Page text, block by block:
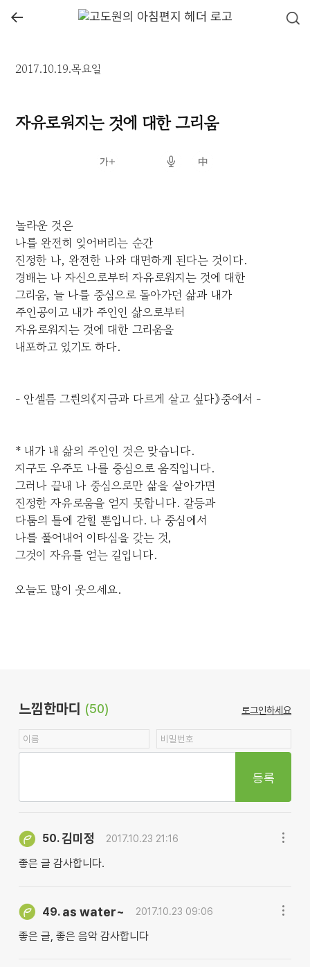
←
2017.10.19.목요일
자유로워지는 것에 대한 그리움
놀라운 것은
나를 완전히 잊어버리는 순간
진정한 나, 완전한 나와 대면하게 된다는 것이다.
경배는 나 자신으로부터 자유로워지는 것에 대한
그리움, 늘 나를 중심으로 돌아가던 삶과 내가
주인공이고 내가 주인인 삶으로부터
자유로워지는 것에 대한 그리움을
내포하고 있기도 하다.
- 안셀름 그륀의《지금과 다르게 살고 싶다》중에서 -
* 내가 내 삶의 주인인 것은 맞습니다.
지구도 우주도 나를 중심으로 움직입니다.
그러나 끝내 나 중심으로만 삶을 살아가면
진정한 자유로움을 얻지 못합니다. 갈등과
다툼의 틀에 갇힐 뿐입니다. 나 중심에서
나를 풀어내어 이타심을 갖는 것,
그것이 자유를 얻는 길입니다.
오늘도 많이 웃으세요.
느낌한마디 (50) 로그인하세요
등록
50.김미정 2017.10.23 21:16
좋은 글 감사합니다.
49. as water~ 2017.10.23 09:06
좋은 글, 좋은 음악 감사합니다